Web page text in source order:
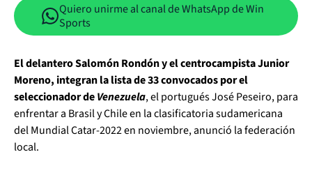
Quiero unirme al canal de WhatsApp de Win
Sports
El delantero Salomón Rondón y el centrocampista Junior
Moreno, integran la lista de 33 convocados por el
seleccionador deVenezuela, el portugués José Peseiro, para
enfrentar a Brasil y Chile en la clasificatoria sudamericana
del Mundial Catar-2022 en noviembre, anunció la federación
local.